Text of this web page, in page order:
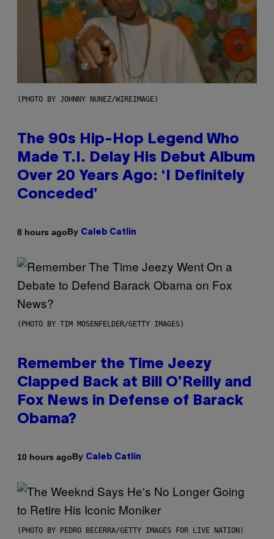
(PHOTO BY JOHNNY NUNEZ/WIREIMAGE)
The 90s Hip-Hop Legend Who
Made T.I. Delay His Debut Album
Over 20 Years Ago: ‘I Definitely
Conceded’
8 hours agoBy Caleb Catlin
(PHOTO BY TIM MOSENFELDER/GETTY IMAGES)
Remember the Time Jeezy
Clapped Back at Bill O’Reilly and
Fox News in Defense of Barack
Obama?
10 hours agoBy Caleb Catlin
(PHOTO BY PEDRO BECERRA/GETTY IMAGES FOR LIVE NATION)